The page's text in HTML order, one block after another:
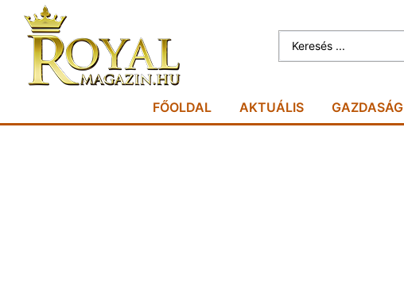
FŐOLDAL AKTUÁLIS GAZDASÁG